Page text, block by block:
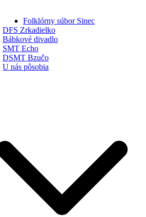
Folklórny súbor Sinec
DFS Zrkadielko
Bábkové divadlo
SMT Echo
DSMT Bzučo
U nás pôsobia